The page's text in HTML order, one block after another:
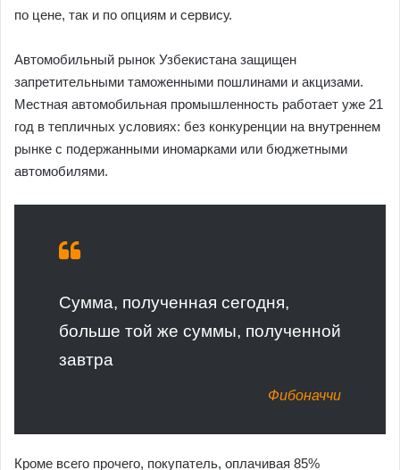
по цене, так и по опциям и сервису.
Автомобильный рынок Узбекистана защищен
запретительными таможенными пошлинами и акцизами.
Местная автомобильная промышленность работает уже 21
год в тепличных условиях: без конкуренции на внутреннем
рынке с подержанными иномарками или бюджетными
автомобилями.
Сумма, полученная сегодня,
больше той же суммы, полученной
завтра
Фибоначчи
Кроме всего прочего, покупатель, оплачивая 85%